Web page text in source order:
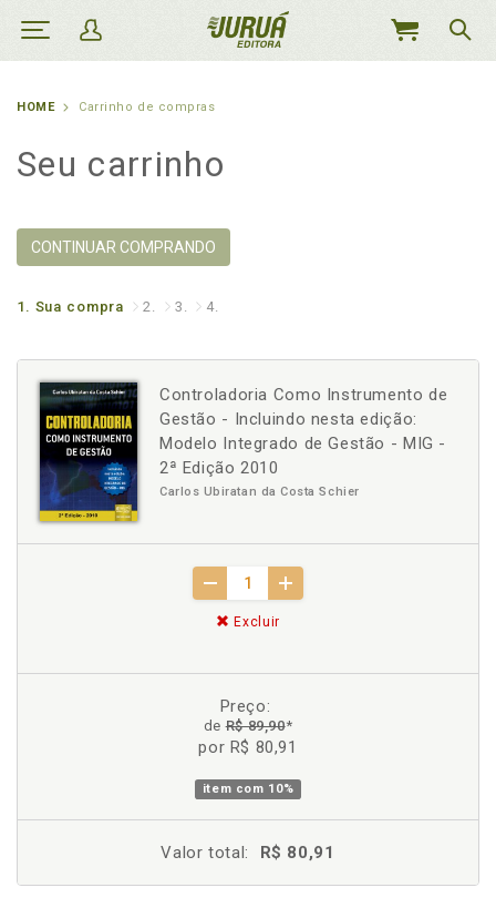
MEU
HOME Carrinho de compras
Seu carrinho
CONTINUAR COMPRANDO
1. Sua compra 2. 3. 4.
Controladoria Como Instrumento de
Gestão - Incluindo nesta edição:
Modelo Integrado de Gestão - MIG -
2ª Edição 2010
Carlos Ubiratan da Costa Schier
Excluir
Preço:
deR$ 89,90*
por R$ 80,91
item com 10%
Valor total: R$ 80,91